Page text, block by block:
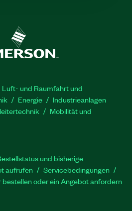
Luft- und Raumfahrt und
Energie
Industrieanlagen
Mobilität und
und bisherige
aufrufen
Servicebedingungen
oder ein Angebot anfordern